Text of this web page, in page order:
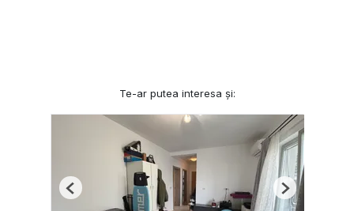
Te-ar putea interesa și:
Previous Next